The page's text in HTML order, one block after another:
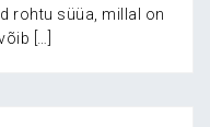
rohtu süüa, millal on
[…]